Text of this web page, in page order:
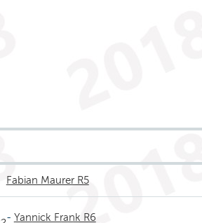
Fabian Maurer R5
- Yannick Frank R6